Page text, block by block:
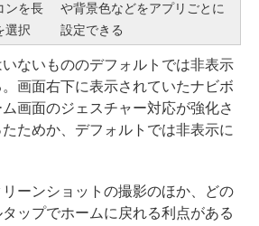
ンを長
選択
や背景色などをアプリごとに
設定できる
ないもののデフォルトでは非表示
画面右下に表示されていたナビボ
画面のジェスチャー対応が強化さ
ためか、デフォルトでは非表示に
ーンショットの撮影のほか、どの
ップでホームに戻れる利点がある